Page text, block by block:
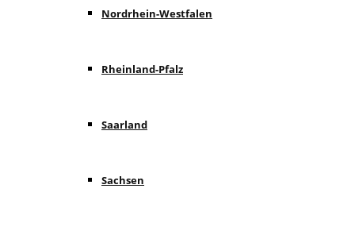
Nordrhein-Westfalen
Rheinland-Pfalz
Saarland
Sachsen